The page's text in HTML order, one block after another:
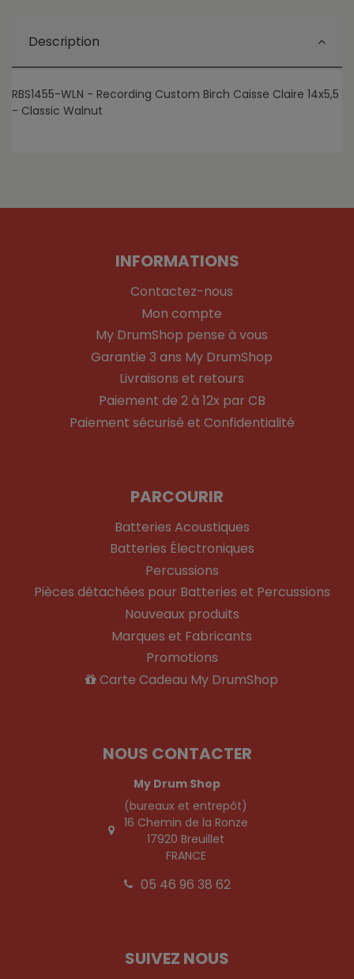
Description
RBS1455-WLN - Recording Custom Birch Caisse Claire 14x5,5
- Classic Walnut
INFORMATIONS
Contactez-nous
Mon compte
My DrumShop pense à vous
Garantie 3 ans My DrumShop
Livraisons et retours
Paiement de 2 à 12x par CB
Paiement sécurisé et Confidentialité
PARCOURIR
Batteries Acoustiques
Batteries Électroniques
Percussions
Pièces détachées pour Batteries et Percussions
Nouveaux produits
Marques et Fabricants
Promotions
Carte Cadeau My DrumShop
NOUS CONTACTER
My Drum Shop
(bureaux et entrepôt)
16 Chemin de la Ronze
17920 Breuillet
FRANCE
05 46 96 38 62
SUIVEZ NOUS